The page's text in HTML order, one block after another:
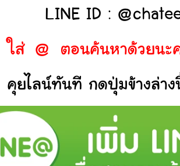
LINE ID :
ใส่ @ ตอนค้นหาด้วยนะ
คุยไลน์ทันที กดปุ่มข้างล่าง